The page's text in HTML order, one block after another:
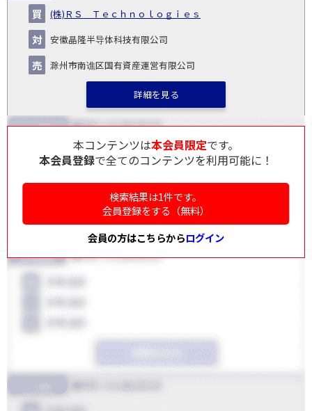
No.
開
日
買
手
対象
企
業・
売
手
業
▽
ス
キー
(株)ＲＳ Ｔｅｃｈｎｏｌｏｇｉｅｓ
安徽晶隆半导体科技有限公司
滁州市南谯区国有資産運営有限公司
詳細を見る
本コンテンツは本会員限定です。
本会員登録で全てのコンテンツを利用可能に！
検索結果は1件です。
会員登録をする（無料）
会員の方はこちらからログイン